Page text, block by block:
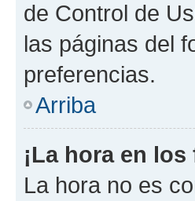
de Control de
las páginas del
preferencias.
Arriba
¡La hora en
La hora no es